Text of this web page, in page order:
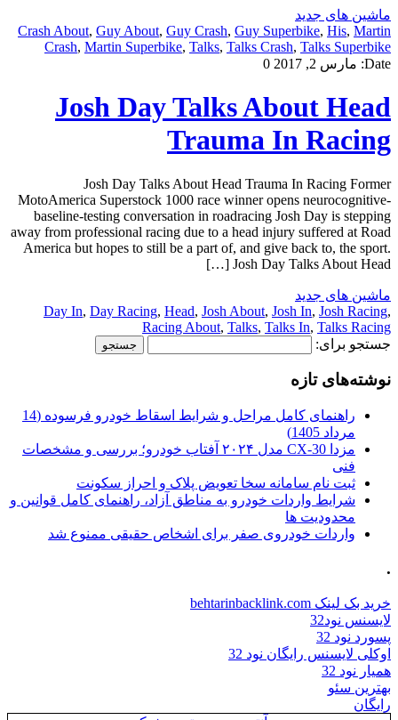
ماشین های جدید
Crash About, Guy About, Guy Crash, Guy Superbike, His, Martin
Crash, Martin Superbike, Talks, Talks Crash, Talks Superbike
Date: مارس 2, 2017 0
Josh Day Talks About Head
Trauma In Racing
Josh Day Talks About Head Trauma In Racing Former
MotoAmerica Superstock 1000 race winner opens neurocognitive-
baseline-testing conversation in roadracing Josh Day is stepping
away from professional racing due to a head injury suffered at Road
America but hopes to still be a part of, and give back to, the sport.
Josh Day Talks About Head […]
ماشین های جدید
Day In, Day Racing, Head, Josh About, Josh In, Josh Racing,
Racing About, Talks, Talks In, Talks Racing
جستجو برای:
نوشته‌های تازه
راهنمای کامل مراحل و شرایط اسقاط خودرو فرسوده (14
مرداد 1405)
مزدا CX-30 مدل ۲۰۲۴ آفتاب خودرو؛ بررسی و مشخصات
فنی
ثبت نام سامانه سخا تعویض پلاک و احراز سکونت
شرایط واردات خودرو به مناطق آزاد، راهنمای کامل قوانین و
محدودیت ها
واردات خودروی صفر برای اشخاص حقیقی ممنوع شد
.
خرید بک لینک behtarinbacklink.com
لایسنس نود32
پسورد نود 32
اوکلی لایسنس رایگان نود 32
همیار نود 32
بهترین سئو
رایگان